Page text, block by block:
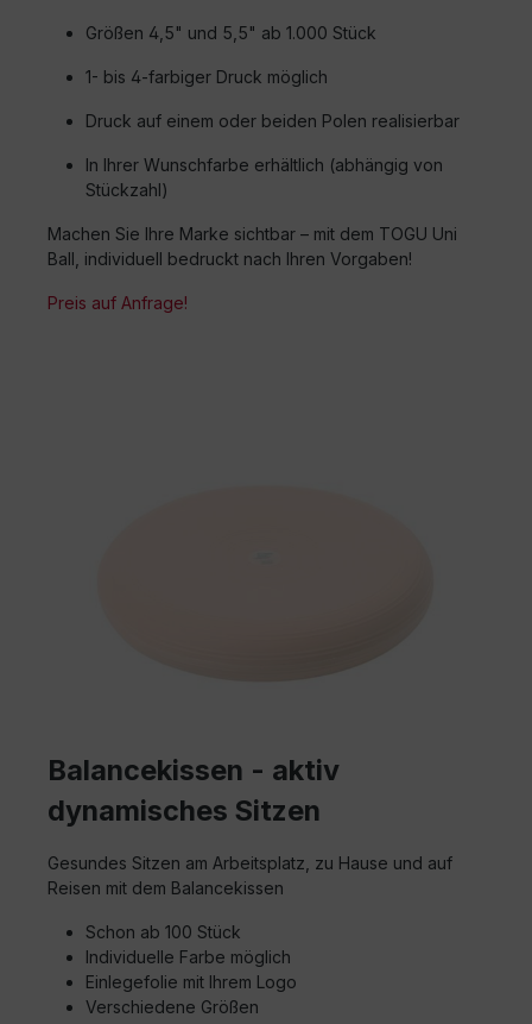
Größen 4,5" und 5,5" ab 1.000 Stück
1- bis 4-farbiger Druck möglich
Druck auf einem oder beiden Polen realisierbar
In Ihrer Wunschfarbe erhältlich (abhängig von
Stückzahl)
Machen Sie Ihre Marke sichtbar – mit dem TOGU Uni
Ball, individuell bedruckt nach Ihren Vorgaben!
Preis auf Anfrage!
Balancekissen - aktiv
dynamisches Sitzen
Gesundes Sitzen am Arbeitsplatz, zu Hause und auf
Reisen mit dem Balancekissen
Schon ab 100 Stück
Individuelle Farbe möglich
Einlegefolie mit Ihrem Logo
Verschiedene Größen